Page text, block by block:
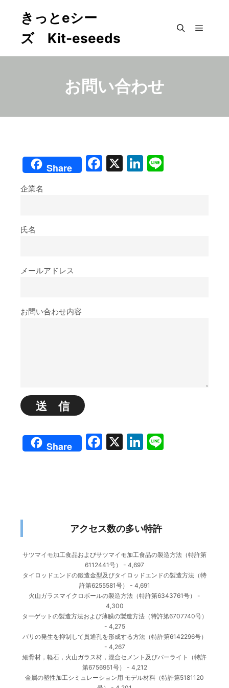
きっとeシー
ズ Kit-eseeds
お問い合わせ
Share Facebook
X LinkedIn
企業名
氏名
メールアドレス
お問い合わせ内容
Share Facebook
X LinkedIn
アクセス数の多い特許
サツマイモ加工食品およびサツマイモ加工食品の製造方法（特許第
6112441号）
- 4,697
タイロッドエンドの鍛造金型及びタイロッドエンドの製造方法（特
許第6255581号）
- 4,691
火山ガラスマイクロボールの製造方法（特許第6343761号）
-
4,300
ターゲットの製造方法および薄膜の製造方法（特許第6707740号）
- 4,275
バリの発生を抑制して貫通孔を形成する方法（特許第6142296号）
- 4,267
細骨材，軽石，火山ガラス材，混合セメント及びパーライト（特許
第6756951号）
- 4,212
金属の塑性加工シミュレーション用 モデル材料（特許第5181120